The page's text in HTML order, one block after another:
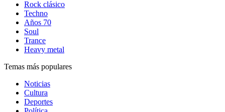
Rock clásico
Techno
Años 70
Soul
Trance
Heavy metal
Temas más populares
Noticias
Cultura
Deportes